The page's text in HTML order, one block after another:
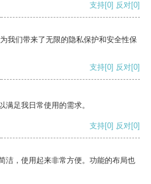
支持[0] 反对[0]
我们带来了无限的隐私保护和安全性保
支持[0] 反对[0]
满足我日常使用的需求。
支持[0] 反对[0]
洁，使用起来非常方便。功能的布局也